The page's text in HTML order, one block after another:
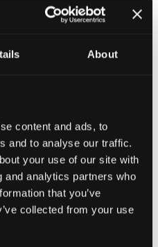
About
content and ads, to
and to analyse our traffic.
your use of our site with
and analytics partners who
that you’ve
collected from your use
Llesiant i
gymryd rhan mewn
sydd wedi'u cynllunio i
a hybu gwydnwch, neu
am ffordd fwy
a'ch teimladau.
lles hefyd ar gael, sy'n
awgrymiadau ac
yn eich amser eich hun.